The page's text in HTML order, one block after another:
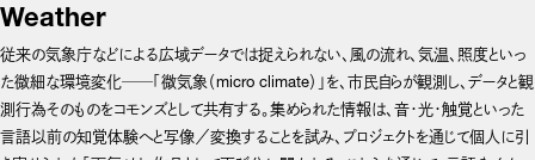
Weather
従来の気象庁などによる広域データでは捉えられない、風の流れ、気温、照度といっ
た微細な環境変化──「微気象（micro climate）」を、市民自らが観測し、データと観
測行為そのものをコモンズとして共有する。集められた情報は、音・光・触覚といった
言語以前の知覚体験へと写像／変換することを試み、プロジェクトを通じて個人に引